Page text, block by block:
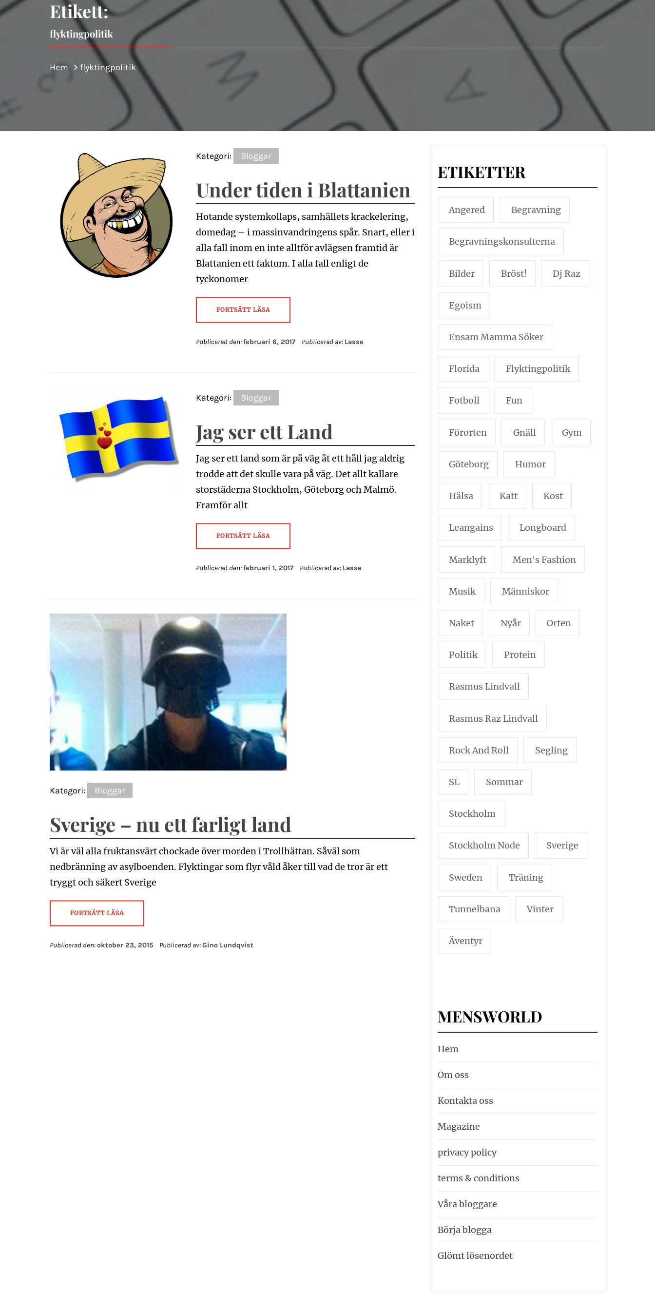
Etikett:
flyktingpolitik
Hem flyktingpolitik
Kategori: Bloggar
Under tiden i Blattanien
Hotande systemkollaps, samhällets krackelering,
domedag – i massinvandringens spår. Snart, eller i
alla fall inom en inte alltför avlägsen framtid är
Blattanien ett faktum. I alla fall enligt de
tyckonomer
FORTSÄTT LÄSA
Publicerad den:februari 6, 2017 Publicerad av: Lasse
Kategori: Bloggar
Jag ser ett Land
Jag ser ett land som är på väg åt ett håll jag aldrig
trodde att det skulle vara på väg. Det allt kallare
storstäderna Stockholm, Göteborg och Malmö.
Framför allt
FORTSÄTT LÄSA
Publicerad den:februari 1, 2017 Publicerad av: Lasse
Kategori: Bloggar
Sverige – nu ett farligt land
Vi är väl alla fruktansvärt chockade över morden i Trollhättan. Såväl som
nedbränning av asylboenden. Flyktingar som flyr våld åker till vad de tror är ett
tryggt och säkert Sverige
FORTSÄTT LÄSA
Publicerad den:oktober 23, 2015 Publicerad av:Gino Lundqvist
ETIKETTER
Angered Begravning
Begravningskonsulterna
Bilder Bröst! Dj Raz
Egoism
Ensam Mamma Söker
Florida Flyktingpolitik
Fotboll Fun
Förorten Gnäll Gym
Göteborg Humor
Hälsa Katt Kost
Leangains Longboard
Marklyft Men's Fashion
Musik Människor
Naket Nyår Orten
Politik Protein
Rasmus Lindvall
Rasmus Raz Lindvall
Rock And Roll Segling
SL Sommar
Stockholm
Stockholm Node Sverige
Sweden Träning
Tunnelbana Vinter
Äventyr
MENSWORLD
Hem
Om oss
Kontakta oss
Magazine
privacy policy
terms & conditions
Våra bloggare
Börja blogga
Glömt lösenordet